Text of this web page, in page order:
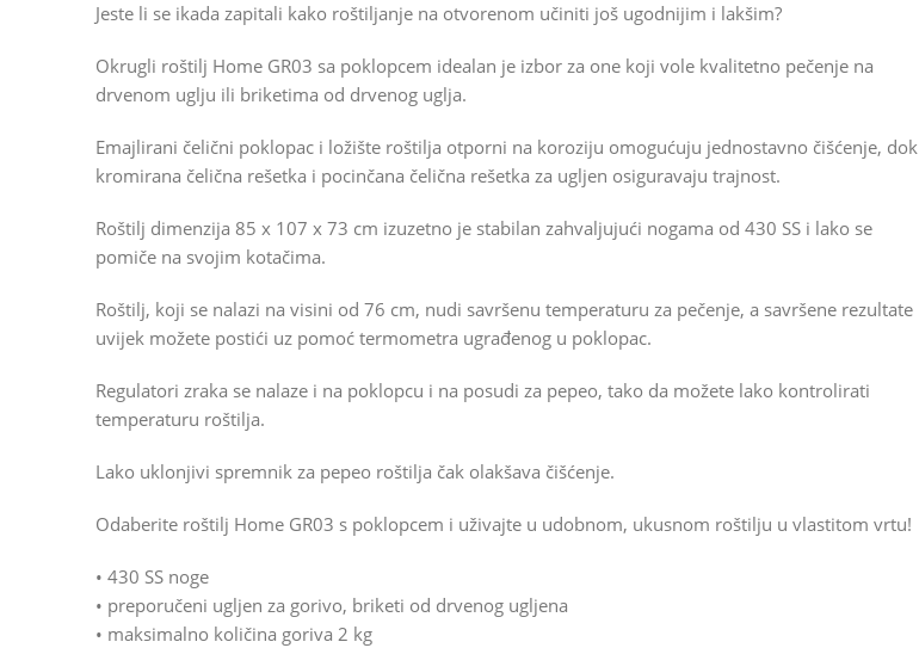
Jeste li se ikada zapitali kako roštiljanje na otvorenom učiniti još ugodnijim i lakšim?
Okrugli roštilj Home GR03 sa poklopcem idealan je izbor za one koji vole kvalitetno pečenje na
drvenom uglju ili briketima od drvenog uglja.
Emajlirani čelični poklopac i ložište roštilja otporni na koroziju omogućuju jednostavno čišćenje, dok
kromirana čelična rešetka i pocinčana čelična rešetka za ugljen osiguravaju trajnost.
Roštilj dimenzija 85 x 107 x 73 cm izuzetno je stabilan zahvaljujući nogama od 430 SS i lako se
pomiče na svojim kotačima.
Roštilj, koji se nalazi na visini od 76 cm, nudi savršenu temperaturu za pečenje, a savršene rezultate
uvijek možete postići uz pomoć termometra ugrađenog u poklopac.
Regulatori zraka se nalaze i na poklopcu i na posudi za pepeo, tako da možete lako kontrolirati
temperaturu roštilja.
Lako uklonjivi spremnik za pepeo roštilja čak olakšava čišćenje.
Odaberite roštilj Home GR03 s poklopcem i uživajte u udobnom, ukusnom roštilju u vlastitom vrtu!
• 430 SS noge
• preporučeni ugljen za gorivo, briketi od drvenog ugljena
• maksimalno količina goriva 2 kg